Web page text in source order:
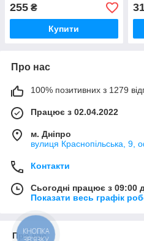
255 ₴
Купити
Про нас
100% позитивних з 1279
Працює з 02.04.2022
м. Дніпро
вулиця Краснопільська, 9,
Контакти
Сьогодні працює з 09:00
Показати весь графік
Про нас
КНОПКА